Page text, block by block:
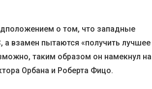
о том, что западные
а взамен пытаются «получить лучшее
таким образом он намекнул на
Орбана и Роберта Фицо.